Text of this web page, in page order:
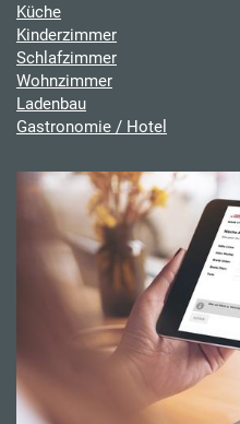
Küche
Kinderzimmer
Schlafzimmer
Wohnzimmer
Ladenbau
Gastronomie / Hotel